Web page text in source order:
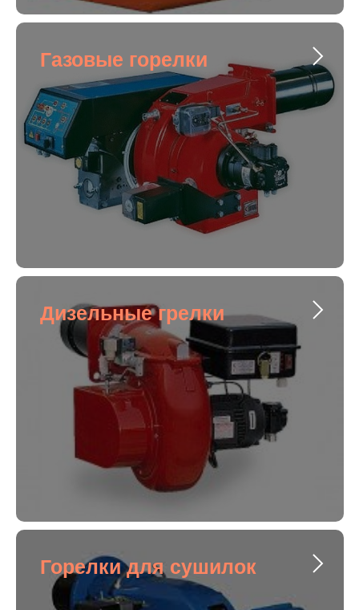
Газовые горелки
Дизельные грелки
Горелки для сушилок